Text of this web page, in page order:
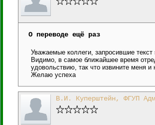
О переводе ещё раз
Уважаемые коллеги, запросившие текст
Видимо, в самое ближайшее время
удовольствию, так что извините меня
Желаю успеха
В.И. Куперштейн, ФГУП